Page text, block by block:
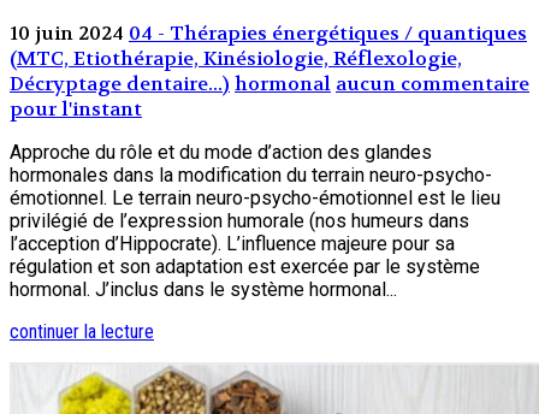
10 juin 2024 04 - Thérapies énergétiques / quantiques
(MTC, Etiothérapie, Kinésiologie, Réflexologie,
Décryptage dentaire...) hormonal aucun commentaire
pour l'instant
Approche du rôle et du mode d’action des glandes
hormonales dans la modification du terrain neuro-psycho-
émotionnel. Le terrain neuro-psycho-émotionnel est le lieu
privilégié de l’expression humorale (nos humeurs dans
l’acception d’Hippocrate). L’influence majeure pour sa
régulation et son adaptation est exercée par le système
hormonal. J’inclus dans le système hormonal...
continuer la lecture